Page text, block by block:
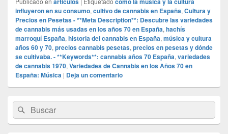
influyeron en su consumo, cultivo de cannabis en España, Cultura y
Precios en Pesetas - **Meta Description**: Descubre las variedades
de cannabis más usadas en los años 70 en España, hachís
marroquí España, historia del cannabis en España, música y cultura
años 60 y 70, precios cannabis pesetas, precios en pesetas y dónde
se cultivaba. - **Keywords**: cannabis años 70 España, variedades
de cannabis 1970, Variedades de Cannabis en los Años 70 en
España: Música | Deja un comentario
área
de
widget
Buscar
por:
Buscar